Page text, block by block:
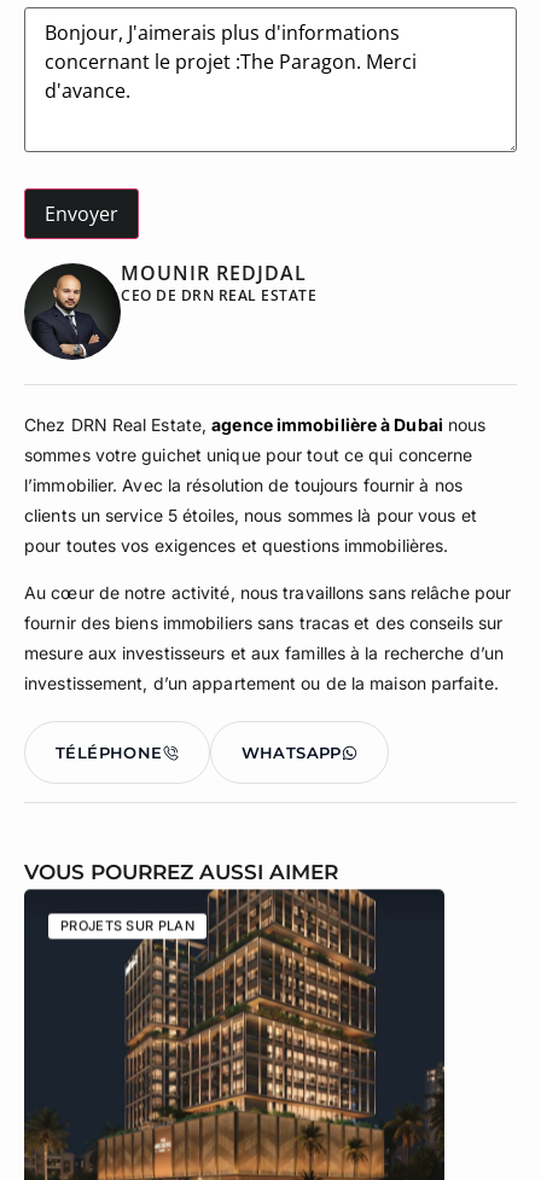
MOUNIR REDJDAL
CEO DE DRN REAL ESTATE
Chez DRN Real Estate,agence immobilière à Dubai nous
sommes votre guichet unique pour tout ce qui concerne
l’immobilier. Avec la résolution de toujours fournir à nos
clients un service 5 étoiles, nous sommes là pour vous et
pour toutes vos exigences et questions immobilières.
Au cœur de notre activité, nous travaillons sans relâche pour
fournir des biens immobiliers sans tracas et des conseils sur
mesure aux investisseurs et aux familles à la recherche d’un
investissement, d’un appartement ou de la maison parfaite.
TÉLÉPHONE WHATSAPP
Message
VOUS POURREZ AUSSI AIMER
PROJETS SUR PLAN